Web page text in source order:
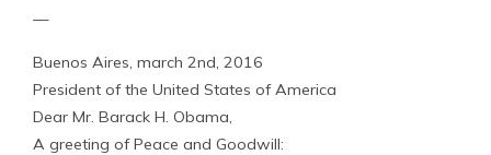
—
Buenos Aires, march 2nd, 2016
President of the United States of America
Dear Mr. Barack H. Obama,
A greeting of Peace and Goodwill: